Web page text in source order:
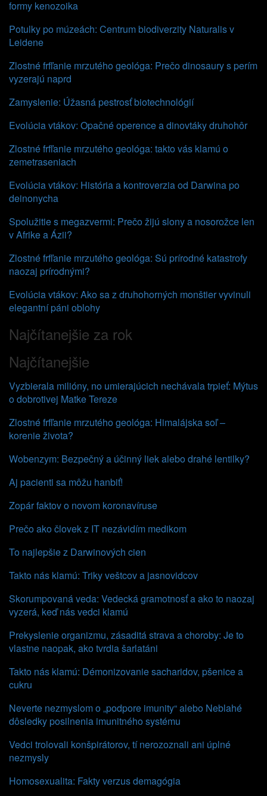
formy kenozoika
Potulky po múzeách: Centrum biodiverzity Naturalis v
Leidene
Zlostné frfľanie mrzutého geológa: Prečo dinosaury s perím
vyzerajú naprd
Zamyslenie: Úžasná pestrosť biotechnológií
Evolúcia vtákov: Opačné operence a dinovtáky druhohôr
Zlostné frfľanie mrzutého geológa: takto vás klamú o
zemetraseniach
Evolúcia vtákov: História a kontroverzia od Darwina po
deinonycha
Spolužitie s megazvermi: Prečo žijú slony a nosorožce len
v Afrike a Ázii?
Zlostné frfľanie mrzutého geológa: Sú prírodné katastrofy
naozaj prírodnými?
Evolúcia vtákov: Ako sa z druhohorných monštier vyvinuli
elegantní páni oblohy
Najčítanejšie za rok
Najčítanejšie
Vyzbierala milióny, no umierajúcich nechávala trpieť: Mýtus
o dobrotivej Matke Tereze
Zlostné frfľanie mrzutého geológa: Himalájska soľ –
korenie života?
Wobenzym: Bezpečný a účinný liek alebo drahé lentilky?
Aj pacienti sa môžu hanbiť!
Zopár faktov o novom koronavíruse
Prečo ako človek z IT nezávidím medikom
To najlepšie z Darwinových cien
Takto nás klamú: Triky veštcov a jasnovidcov
Skorumpovaná veda: Vedecká gramotnosť a ako to naozaj
vyzerá, keď nás vedci klamú
Prekyslenie organizmu, zásaditá strava a choroby: Je to
vlastne naopak, ako tvrdia šarlatáni
Takto nás klamú: Démonizovanie sacharidov, pšenice a
cukru
Neverte nezmyslom o „podpore imunity“ alebo Neblahé
dôsledky posilnenia imunitného systému
Vedci trolovali konšpirátorov, tí nerozoznali ani úplné
nezmysly
Homosexualita: Fakty verzus demagógia